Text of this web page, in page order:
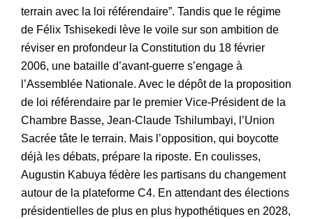
terrain avec la loi référendaire”. Tandis que le régime
de Félix Tshisekedi lève le voile sur son ambition de
réviser en profondeur la Constitution du 18 février
2006, une bataille d’avant-guerre s’engage à
l’Assemblée Nationale. Avec le dépôt de la proposition
de loi référendaire par le premier Vice-Président de la
Chambre Basse, Jean-Claude Tshilumbayi, l’Union
Sacrée tâte le terrain. Mais l’opposition, qui boycotte
déjà les débats, prépare la riposte. En coulisses,
Augustin Kabuya fédère les partisans du changement
autour de la plateforme C4. En attendant des élections
présidentielles de plus en plus hypothétiques en 2028,